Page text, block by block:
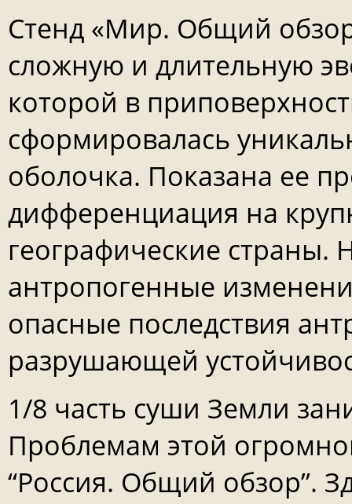
Стенд «Мир. Общий
сложную и длительную
которой в
сформировалась
оболочка. Показана ее
дифференциация на
географические страны.
антропогенные
опасные последствия
разрушающей
1/8 часть суши Земли
Проблемам этой
“Россия. Общий обзор”.